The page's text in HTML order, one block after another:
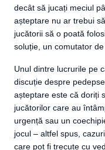
decât să jucați meciul
așteptare nu ar trebui
jucătorii să o poată
soluție, un comutator
Unul dintre lucrurile pe
discuție despre
așteptare este că doriți
jucătorilor care au
urgență sau un
jocul – altfel spus,
care pot fi trecute cu